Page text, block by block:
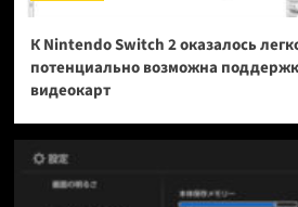
К Nintendo Switch 2 оказалось
потенциально возможна
видеокарт